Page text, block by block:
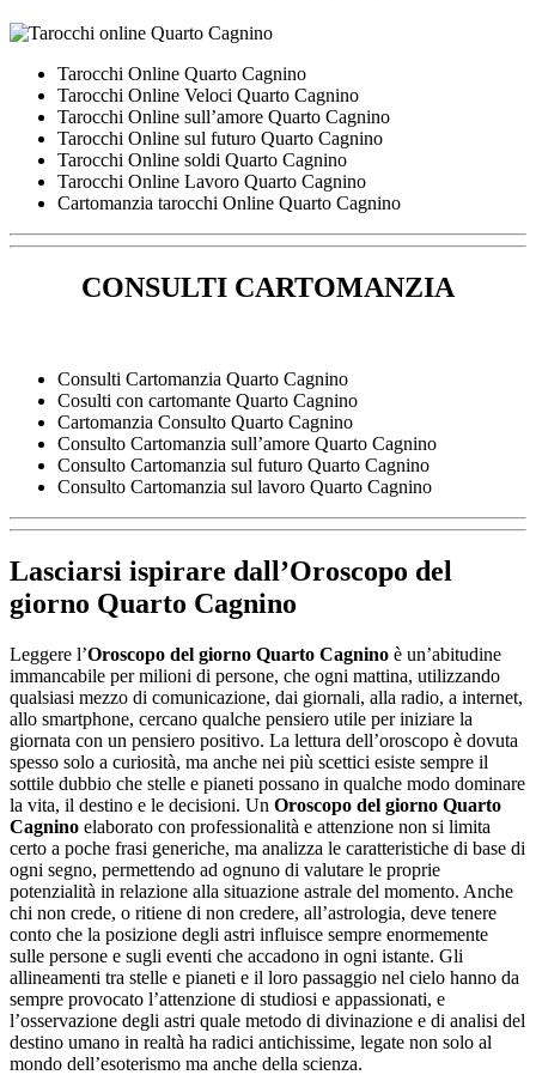
Tarocchi Online Quarto Cagnino
Tarocchi Online Veloci Quarto Cagnino
Tarocchi Online sull’amore Quarto Cagnino
Tarocchi Online sul futuro Quarto Cagnino
Tarocchi Online soldi Quarto Cagnino
Tarocchi Online Lavoro Quarto Cagnino
Cartomanzia tarocchi Online Quarto Cagnino
CONSULTI CARTOMANZIA
Consulti Cartomanzia Quarto Cagnino
Cosulti con cartomante Quarto Cagnino
Cartomanzia Consulto Quarto Cagnino
Consulto Cartomanzia sull’amore Quarto Cagnino
Consulto Cartomanzia sul futuro Quarto Cagnino
Consulto Cartomanzia sul lavoro Quarto Cagnino
Lasciarsi ispirare dall’Oroscopo del
giorno Quarto Cagnino
Leggere l’Oroscopo del giorno Quarto Cagnino è un’abitudine
immancabile per milioni di persone, che ogni mattina, utilizzando
qualsiasi mezzo di comunicazione, dai giornali, alla radio, a internet,
allo smartphone, cercano qualche pensiero utile per iniziare la
giornata con un pensiero positivo. La lettura dell’oroscopo è dovuta
spesso solo a curiosità, ma anche nei più scettici esiste sempre il
sottile dubbio che stelle e pianeti possano in qualche modo dominare
la vita, il destino e le decisioni. Un Oroscopo del giorno Quarto
Cagnino elaborato con professionalità e attenzione non si limita
certo a poche frasi generiche, ma analizza le caratteristiche di base di
ogni segno, permettendo ad ognuno di valutare le proprie
potenzialità in relazione alla situazione astrale del momento. Anche
chi non crede, o ritiene di non credere, all’astrologia, deve tenere
conto che la posizione degli astri influisce sempre enormemente
sulle persone e sugli eventi che accadono in ogni istante. Gli
allineamenti tra stelle e pianeti e il loro passaggio nel cielo hanno da
sempre provocato l’attenzione di studiosi e appassionati, e
l’osservazione degli astri quale metodo di divinazione e di analisi del
destino umano in realtà ha radici antichissime, legate non solo al
mondo dell’esoterismo ma anche della scienza.